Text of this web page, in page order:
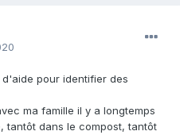
pour identifier des
ma famille il y a longtemps
tantôt dans le compost, tantôt